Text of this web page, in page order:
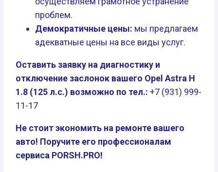
проблем.
Демократичные цены: мы предлагаем
адекватные цены на все виды услуг.
Оставить заявку на диагностику и
отключение заслонок вашего Opel Astra H
1.8 (125 л.с.) возможно по тел.: +7 (931) 999-
11-17
Не стоит экономить на ремонте вашего
авто! Поручите его профессионалам
сервиса PORSH.PRO!